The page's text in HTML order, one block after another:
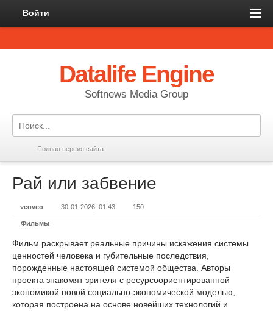
Войти
Datalife Engine
Softnews Media Group
Полная версия сайта
Рай или забвение
veoveo 30-01-2026, 01:43 150
Фильмы
Фильм раскрывает реальные причины искажения системы
ценностей человека и губительные последствия,
порожденные настоящей системой общества. Авторы
проекта знакомят зрителя с ресурсоориентированной
экономикой новой социально-экономической моделью,
которая построена на основе новейших технологий и